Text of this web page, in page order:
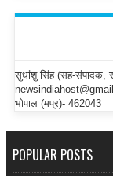
सुधांशु सिंह (सह-संपादक,
भोपाल (मप्र)- 462043
POPULAR POSTS